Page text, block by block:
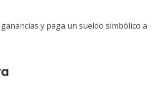
y paga un sueldo simbólico a